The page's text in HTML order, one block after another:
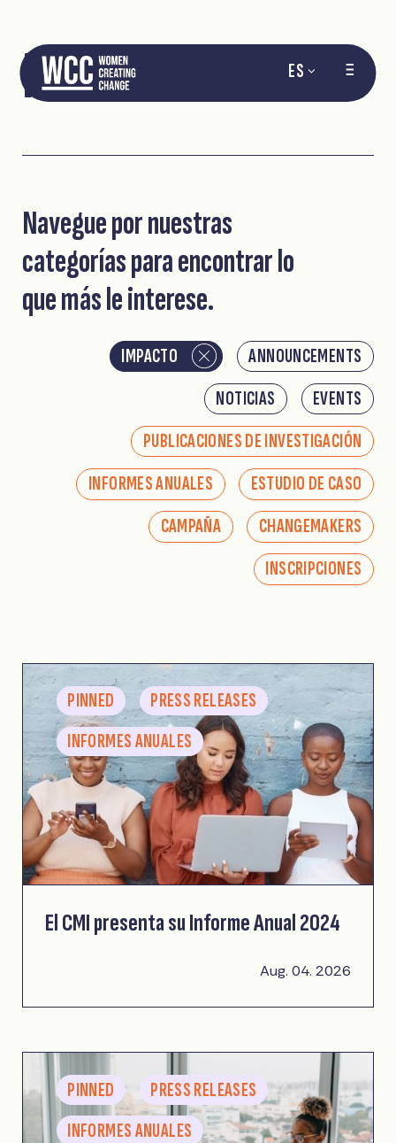
ES
NOTICIAS
Navegue por nuestras
categorías para encontrar lo
que más le interese.
IMPACTO
ANNOUNCEMENTS
NOTICIAS
EVENTS
PUBLICACIONES DE INVESTIGACIÓN
INFORMES ANUALES
ESTUDIO DE CASO
CAMPAÑA
CHANGEMAKERS
INSCRIPCIONES
PINNED
PRESS RELEASES
INFORMES ANUALES
El CMI presenta su Informe Anual 2024
Aug. 04. 2026
PINNED
PRESS RELEASES
INFORMES ANUALES